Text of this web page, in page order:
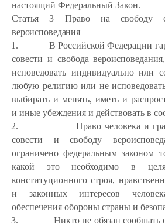
настоящий Федеральный Закон.
Статья
3 Право на свободу
вероисповедания
1.
В Российской Федерации
совести и свобода
исповедовать индивидуально или
любую религию или не
выбирать и менять, иметь и
и иные убеждения и действовать в
2.
Право человека и
совести и свободу
ограничено федеральным законом
какой это
необходимо в
конституционного строя,
и законных интересов
обеспечения обороны страны и
3.
Никто не обязан